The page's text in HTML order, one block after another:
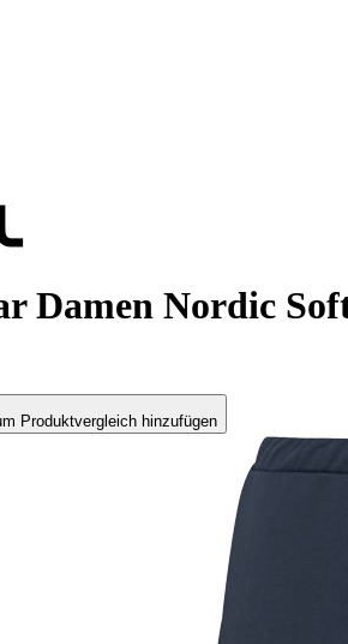
Damen Nordic
Produktvergleich hinzufügen